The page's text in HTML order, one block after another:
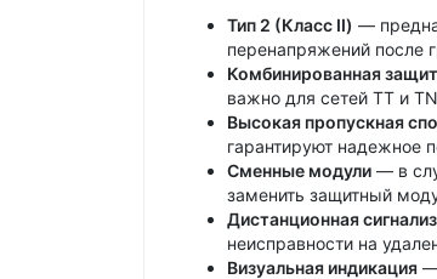
Тип 2 (Класс II) —
перенапряжений после
Комбинированная
важно для сетей TT и
Высокая пропускная
гарантируют надежное
Сменные модули — в
заменить защитный
Дистанционная
неисправности на
Визуальная индикация —